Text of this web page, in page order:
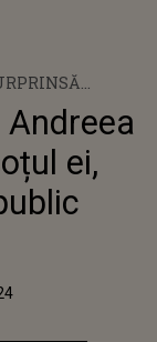
ALĂTURI DE
MITREA ÎN
ei,